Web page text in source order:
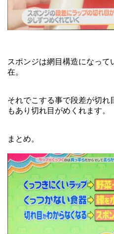
スポンジは網目構造になっ
在。
それでこする事で段差が切
もあり切れ目がめくれます。
まとめ。